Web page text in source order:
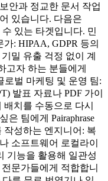
안과 정교한 문서 작업
있습니다. 다음은
수 있는 타겟입니다. 민
: HIPAA, GDPR 등의
밀 유출 걱정 없이 계
고자 하는 분들에게
로벌 마케팅 및 운영 팀:
발표 자료나 PDF 가이
치를 수동으로 다시
은 팀에게 Pairaphrase
작성하는 엔지니어: 복
소프트웨어 로컬라이
기능을 활용해 일관성
문가들에게 적합합니